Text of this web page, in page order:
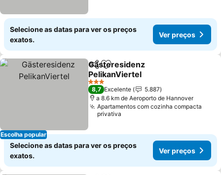
Selecione as datas para ver os preços
exatos.
Ver preços
Escolha popular
PartilharAdicionar aos favoritos
Gästeresidenz
PelikanViertel
3 Estrelas
8,7 Excelente
5.887
a 8.6 km de Aeroporto de Hannover
Apartamentos com cozinha compacta
privativa
Selecione as datas para ver os preços
exatos.
Ver preços